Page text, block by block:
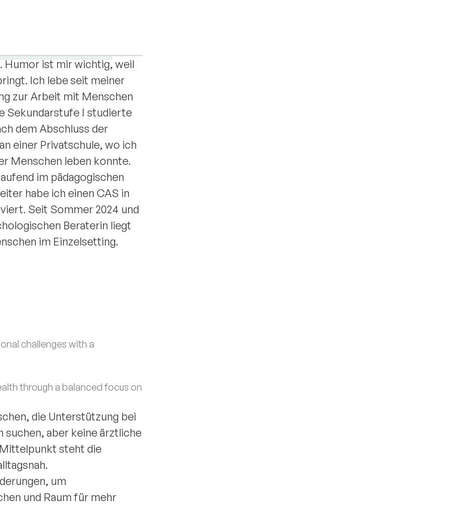
Humor ist mir wichtig, weil
Ich lebe seit meiner
zur Arbeit mit Menschen
Sekundarstufe I studierte
dem Abschluss der
einer Privatschule, wo ich
Menschen leben konnte.
im pädagogischen
habe ich einen CAS in
Seit Sommer 2024 und
Beraterin liegt
im Einzelsetting.
challenges with a
through a balanced focus on
die Unterstützung bei
aber keine ärztliche
steht die
um
und Raum für mehr